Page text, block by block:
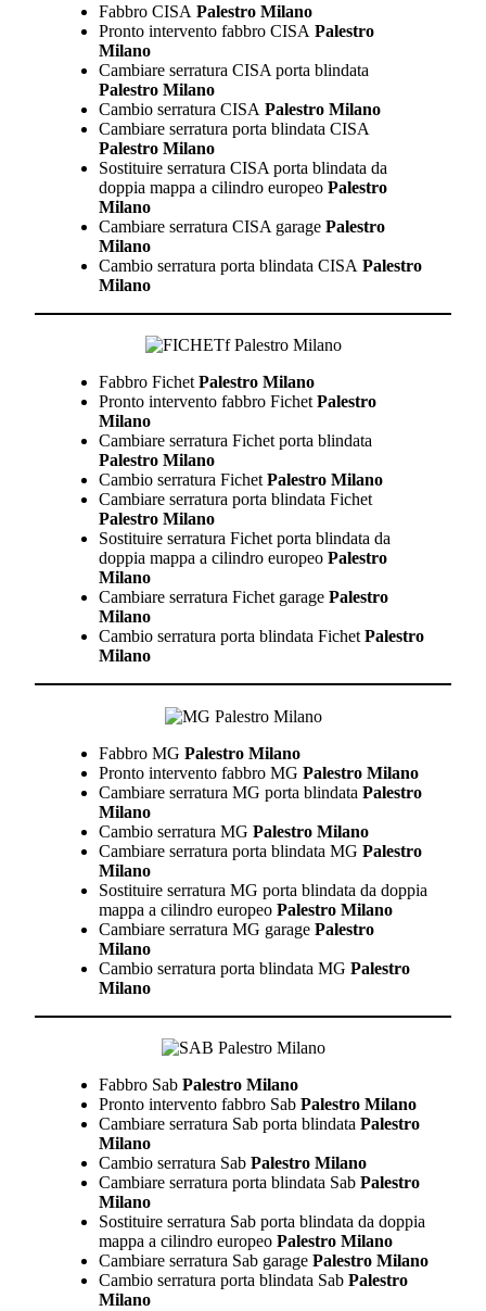
Fabbro CISA Palestro Milano
Pronto intervento fabbro CISA Palestro
Milano
Cambiare serratura CISA porta blindata
Palestro Milano
Cambio serratura CISA Palestro Milano
Cambiare serratura porta blindata CISA
Palestro Milano
Sostituire serratura CISA porta blindata da
doppia mappa a cilindro europeo Palestro
Milano
Cambiare serratura CISA garage Palestro
Milano
Cambio serratura porta blindata CISA Palestro
Milano
Fabbro Fichet Palestro Milano
Pronto intervento fabbro Fichet Palestro
Milano
Cambiare serratura Fichet porta blindata
Palestro Milano
Cambio serratura Fichet Palestro Milano
Cambiare serratura porta blindata Fichet
Palestro Milano
Sostituire serratura Fichet porta blindata da
doppia mappa a cilindro europeo Palestro
Milano
Cambiare serratura Fichet garage Palestro
Milano
Cambio serratura porta blindata Fichet Palestro
Milano
Fabbro MG Palestro Milano
Pronto intervento fabbro MG Palestro Milano
Cambiare serratura MG porta blindata Palestro
Milano
Cambio serratura MG Palestro Milano
Cambiare serratura porta blindata MG Palestro
Milano
Sostituire serratura MG porta blindata da doppia
mappa a cilindro europeo Palestro Milano
Cambiare serratura MG garage Palestro
Milano
Cambio serratura porta blindata MG Palestro
Milano
Fabbro Sab Palestro Milano
Pronto intervento fabbro Sab Palestro Milano
Cambiare serratura Sab porta blindata Palestro
Milano
Cambio serratura Sab Palestro Milano
Cambiare serratura porta blindata Sab Palestro
Milano
Sostituire serratura Sab porta blindata da doppia
mappa a cilindro europeo Palestro Milano
Cambiare serratura Sab garage Palestro Milano
Cambio serratura porta blindata Sab Palestro
Milano